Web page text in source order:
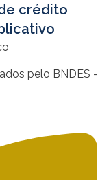
crédito
pelo BNDES -